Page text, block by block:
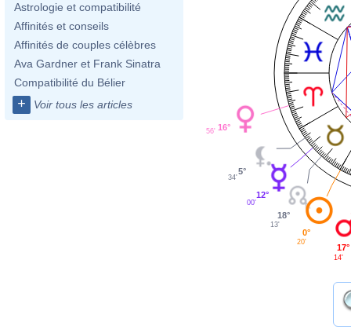
Astrologie et compatibilité
Affinités et conseils
Affinités de couples célèbres
Ava Gardner et Frank Sinatra
Compatibilité du Bélier
+ Voir tous les articles
16°
56'
5°
34'
12°
00'
18°
13'
0°
20'
17°
14'